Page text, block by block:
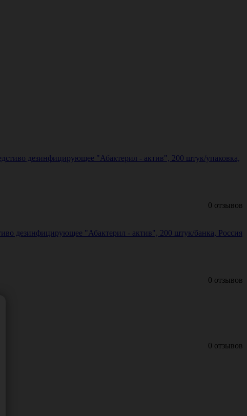
дезинфицирующее "Абактерил - актив", 200 штук/упаковка,
0 отзывов
дезинфицирующее "Абактерил - актив", 200 штук/банка, Россия
0 отзывов
0 отзывов